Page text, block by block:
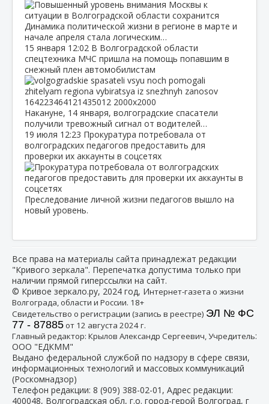
Динамика политической жизни в регионе в марте и
начале апреля стала логическим…
15 января 12:02 В Волгоградской области
спецтехника МЧС пришла на помощь попавшим в
снежный плен автомобилистам
Накануне, 14 января, волгоградские спасатели
получили тревожный сигнал от водителей…
19 июля 12:23 Прокуратура потребовала от
волгоградских педагогов предоставить для
проверки их аккаунты в соцсетях
Преследование личной жизни педагогов вышло на
новый уровень.
Все права на материалы сайта принадлежат редакции
"Кривого зеркала". Перепечатка допустима только при
наличии прямой гиперссылки на сайт.
© Кривое зеркало.ру, 2024 год, Интернет-газета о жизни
Волгограда, области и России. 18+
Свидетельство о регистрации (запись в реестре) ЭЛ № ФС
77 - 87885от 12 августа 2024 г.
Главный редактор: Крылов Александр Сергеевич, Учредитель:
ООО "ЕДКММ"
Выдано федеральной службой по надзору в сфере связи,
информационных технологий и массовых коммуникаций
(Роскомнадзор)
Телефон редакции: 8 (909) 388-02-01 , Адрес редакции:
400048, Волгоградская обл, г.о. город-герой Волгоград, г